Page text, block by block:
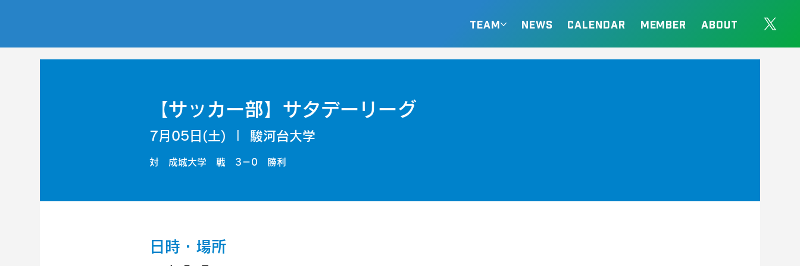
TEAM NEWS CALENDAR MEMBER ABOUT
【サッカー部】サタデーリーグ
7月05日(土) 駿河台大学
対 成城大学 戦 3－0 勝利
日時・場所